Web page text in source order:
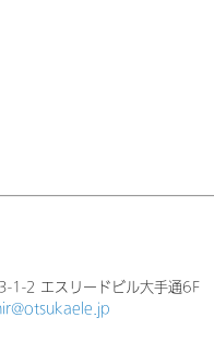
エスリードビル大手通6F